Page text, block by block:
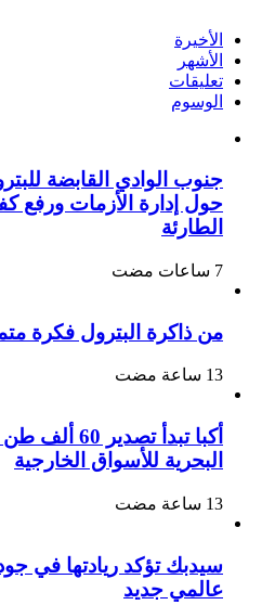
الأخيرة
الأشهر
تعليقات
الوسوم
جنوب الوادي القابضة
حول إدارة الأزمات ورفع
الطارئة
من ذاكرة البترول فكرة
أكبا تبدأ
البحرية للأسواق الخارجية
سيدبك تؤكد ريادتها في
عالمي جديد